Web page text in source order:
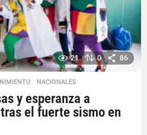
21 0 86
,NACIONALES
y esperanza a
el fuerte sismo en